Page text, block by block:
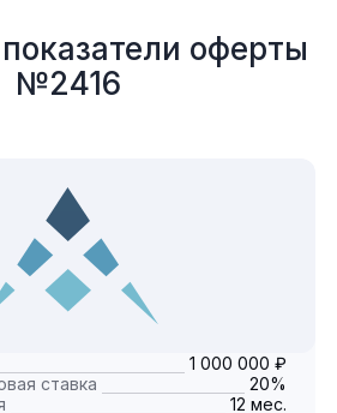
оферты
№2416
1 000 000 ₽
ставка
20%
12 мес.